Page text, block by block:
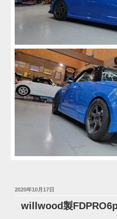
投
日:
2020年10月17日
willwood製